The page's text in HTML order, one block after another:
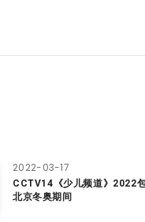
2022-03-17
CCTV14《少儿频道》2022
北京冬奥期间